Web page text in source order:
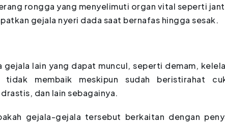
rongga yang menyelimuti organ vital seperti
gejala nyeri dada saat bernafas hingga sesak.
gejala lain yang dapat muncul, seperti demam,
tidak membaik meskipun sudah beristirahat
dan lain sebagainya.
gejala-gejala tersebut berkaitan dengan